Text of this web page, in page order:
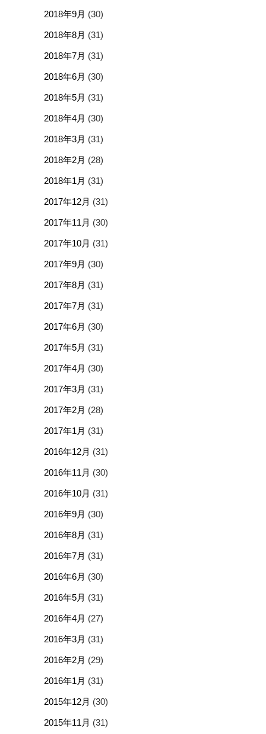
2018年9月 (30)
2018年8月 (31)
2018年7月 (31)
2018年6月 (30)
2018年5月 (31)
2018年4月 (30)
2018年3月 (31)
2018年2月 (28)
2018年1月 (31)
2017年12月 (31)
2017年11月 (30)
2017年10月 (31)
2017年9月 (30)
2017年8月 (31)
2017年7月 (31)
2017年6月 (30)
2017年5月 (31)
2017年4月 (30)
2017年3月 (31)
2017年2月 (28)
2017年1月 (31)
2016年12月 (31)
2016年11月 (30)
2016年10月 (31)
2016年9月 (30)
2016年8月 (31)
2016年7月 (31)
2016年6月 (30)
2016年5月 (31)
2016年4月 (27)
2016年3月 (31)
2016年2月 (29)
2016年1月 (31)
2015年12月 (30)
2015年11月 (31)